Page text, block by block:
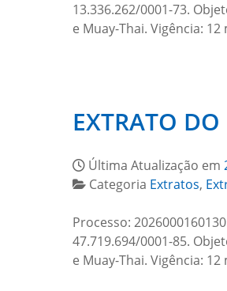
13.336.262/0001-73.
e Muay-Thai. Vigência:
EXTRATO
Última Atualização em
Categoria Extratos,
Processo:
47.719.694/0001-85.
e Muay-Thai. Vigência: